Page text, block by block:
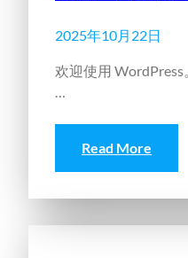
2025年10月22日
欢迎使用 WordPress
…
Read More